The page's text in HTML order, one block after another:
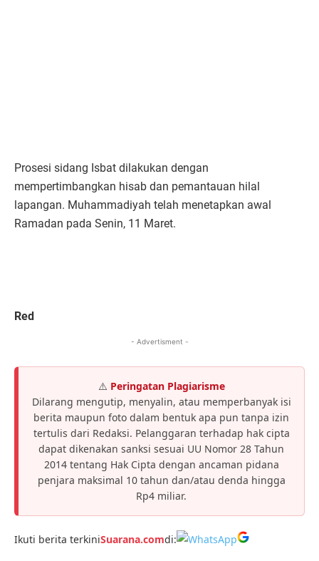
Prosesi sidang Isbat dilakukan dengan
mempertimbangkan hisab dan pemantauan hilal
lapangan. Muhammadiyah telah menetapkan awal
Ramadan pada Senin, 11 Maret.
Red
- Advertisment -
⚠️ Peringatan Plagiarisme
Dilarang mengutip, menyalin, atau memperbanyak isi
berita maupun foto dalam bentuk apa pun tanpa izin
tertulis dari Redaksi. Pelanggaran terhadap hak cipta
dapat dikenakan sanksi sesuai UU Nomor 28 Tahun
2014 tentang Hak Cipta dengan ancaman pidana
penjara maksimal 10 tahun dan/atau denda hingga
Rp4 miliar.
Ikuti berita terkiniSuarana.comdi: